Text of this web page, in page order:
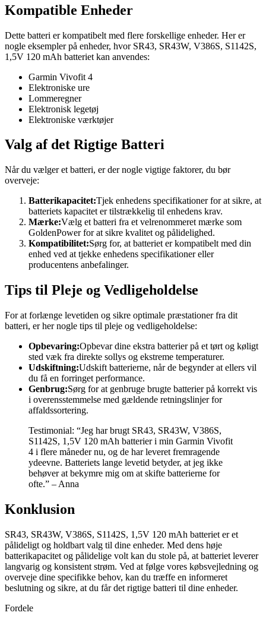
Kompatible Enheder
Dette batteri er kompatibelt med flere forskellige enheder. Her er
nogle eksempler på enheder, hvor SR43, SR43W, V386S, S1142S,
1,5V 120 mAh batteriet kan anvendes:
Garmin Vivofit 4
Elektroniske ure
Lommeregner
Elektronisk legetøj
Elektroniske værktøjer
Valg af det Rigtige Batteri
Når du vælger et batteri, er der nogle vigtige faktorer, du bør
overveje:
Batterikapacitet:Tjek enhedens specifikationer for at sikre, at
batteriets kapacitet er tilstrækkelig til enhedens krav.
Mærke:Vælg et batteri fra et velrenommeret mærke som
GoldenPower for at sikre kvalitet og pålidelighed.
Kompatibilitet:Sørg for, at batteriet er kompatibelt med din
enhed ved at tjekke enhedens specifikationer eller
producentens anbefalinger.
Tips til Pleje og Vedligeholdelse
For at forlænge levetiden og sikre optimale præstationer fra dit
batteri, er her nogle tips til pleje og vedligeholdelse:
Opbevaring:Opbevar dine ekstra batterier på et tørt og køligt
sted væk fra direkte sollys og ekstreme temperaturer.
Udskiftning:Udskift batterierne, når de begynder at ellers vil
du få en forringet performance.
Genbrug:Sørg for at genbruge brugte batterier på korrekt vis
i overensstemmelse med gældende retningslinjer for
affaldssortering.
Testimonial: “Jeg har brugt SR43, SR43W, V386S,
S1142S, 1,5V 120 mAh batterier i min Garmin Vivofit
4 i flere måneder nu, og de har leveret fremragende
ydeevne. Batteriets lange levetid betyder, at jeg ikke
behøver at bekymre mig om at skifte batterierne for
ofte.” – Anna
Konklusion
SR43, SR43W, V386S, S1142S, 1,5V 120 mAh batteriet er et
pålideligt og holdbart valg til dine enheder. Med dens høje
batterikapacitet og pålidelige volt kan du stole på, at batteriet leverer
langvarig og konsistent strøm. Ved at følge vores købsvejledning og
overveje dine specifikke behov, kan du træffe en informeret
beslutning og sikre, at du får det rigtige batteri til dine enheder.
Fordele